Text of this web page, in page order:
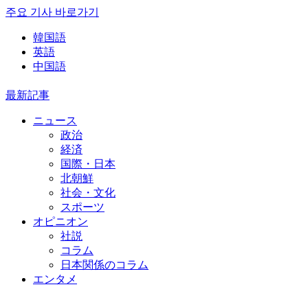
주요 기사 바로가기
韓国語
英語
中国語
最新記事
ニュース
政治
経済
国際・日本
北朝鮮
社会・文化
スポーツ
オピニオン
社説
コラム
日本関係のコラム
エンタメ